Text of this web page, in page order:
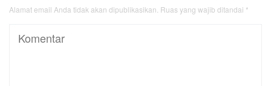
Alamat email Anda tidak akan dipublikasikan. Ruas yang wajib ditandai *